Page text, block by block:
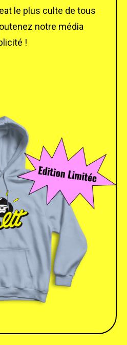
le plus culte de tous
notre média
!